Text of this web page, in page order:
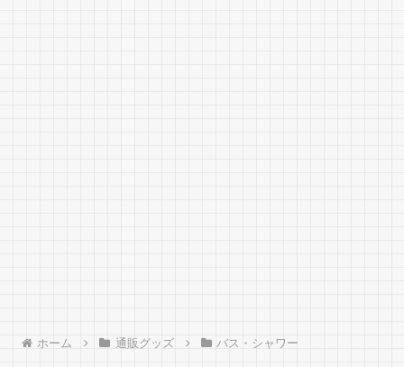
ホーム 通販グッズ バス・シャワー